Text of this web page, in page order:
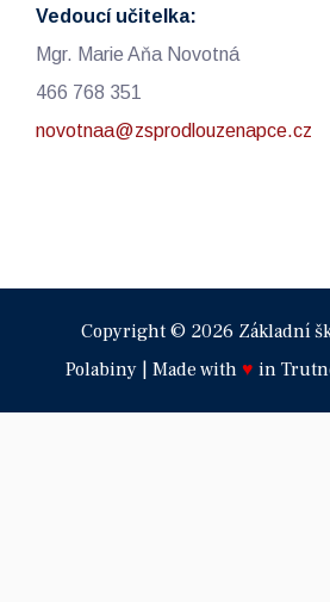
Vedoucí učitelka:
Mgr. Marie Aňa Novotná
466 768 351
novotnaa@zsprodlouzenapce.cz
Copyright © 2026 Základní
Polabiny | Made with ♥ in